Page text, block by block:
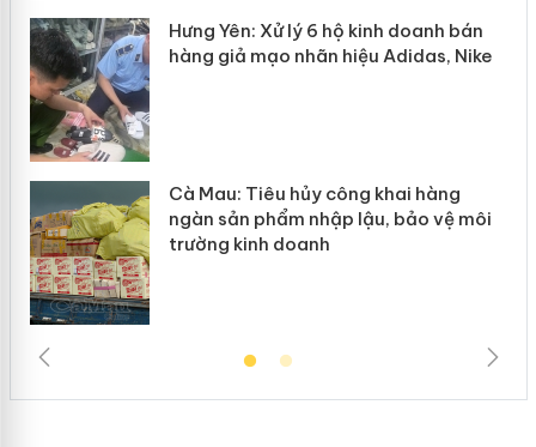
Hưng Yên: Xử lý 6 hộ kinh doanh bán
hàng giả mạo nhãn hiệu Adidas, Nike
Cà Mau: Tiêu hủy công khai hàng
ngàn sản phẩm nhập lậu, bảo vệ môi
trường kinh doanh